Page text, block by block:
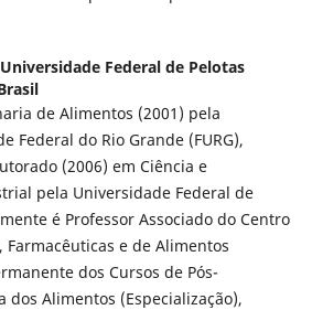
Universidade Federal de Pelotas
de Alimentos (2001) pela
Federal do Rio Grande (FURG),
(2006) em Ciência e
pela Universidade Federal de
é Professor Associado do Centro
Farmacêuticas e de Alimentos
dos Cursos de Pós-
dos Alimentos (Especialização),